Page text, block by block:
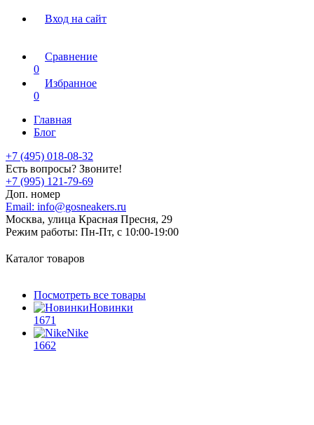
Вход на сайт
Сравнение
0
Избранное
0
Главная
Блог
+7 (495) 018-08-32
Есть вопросы? Звоните!
+7 (995) 121-79-69
Доп. номер
Email: info@gosneakers.ru
Москва, улица Красная Пресня, 29
Режим работы: Пн-Пт, с 10:00-19:00
Каталог товаров
Посмотреть все товары
Новинки
1671
Nike
1662